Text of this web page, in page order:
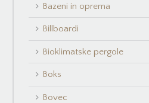
Bazeni in oprema
Billboardi
Bioklimatske pergole
Boks
Bovec